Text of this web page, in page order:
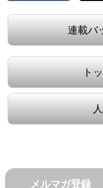
連載バ
ト
メルマガ登録